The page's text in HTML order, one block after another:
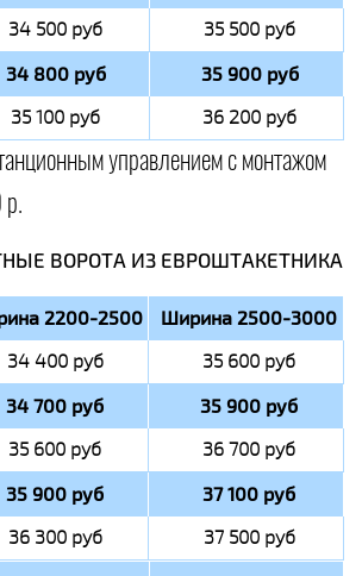
34 500 руб 35 500 руб
34 800 руб 35 900 руб
35 100 руб 36 200 руб
управлением с монтажом
р.
ВОРОТА ИЗ ЕВРОШТАКЕТНИКА
2200-2500 Ширина 2500-3000
34 400 руб 35 600 руб
34 700 руб 35 900 руб
35 600 руб 36 700 руб
35 900 руб 37 100 руб
36 300 руб 37 500 руб